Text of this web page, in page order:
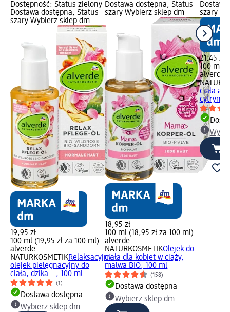
Dostępność: Status zielony
Dostawa dostępna, Status
szary Wybierz sklep dm
19,95 zł
100 ml (19,95 zł za 100 ml)
alverde
NATURKOSMETIKRelaksacyjny
olejek pielęgnacyjny do
ciała, dzika..., 100 ml
(1)
Dostawa dostępna
Wybierz sklep dm
Dostawa dostępna, Status
szary Wybierz sklep dm
18,95 zł
100 ml (18,95 zł za 100 ml)
alverde
NATURKOSMETIKOlejek do
ciała dla kobiet w ciąży,
malwa BIO, 100 ml
(158)
Dostawa dostępna
Wybierz sklep dm
szary
21,45 zł
100 ml
alverde
ciała
cytryna